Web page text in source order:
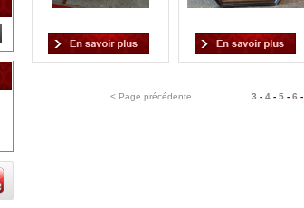
< Page précédente 3 - 4 - 5 - 6 -